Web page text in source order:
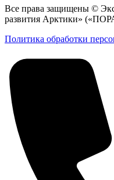
Все права защищены ©
развития Арктики»
Политика обработки